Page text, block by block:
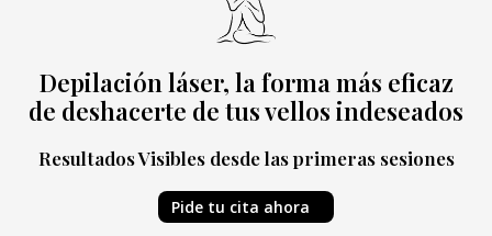
Depilación láser, la forma más eficaz
de deshacerte de tus vellos indeseados
Resultados Visibles desde las primeras sesiones
Pide tu cita ahora